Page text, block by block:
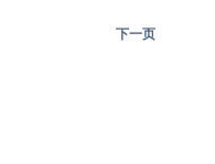
下一页